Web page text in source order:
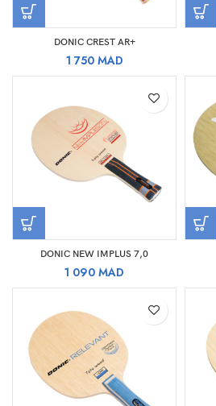
DONIC CREST AR+
1 750 MAD
DONIC NEW IMPLUS 7,0
1 090 MAD